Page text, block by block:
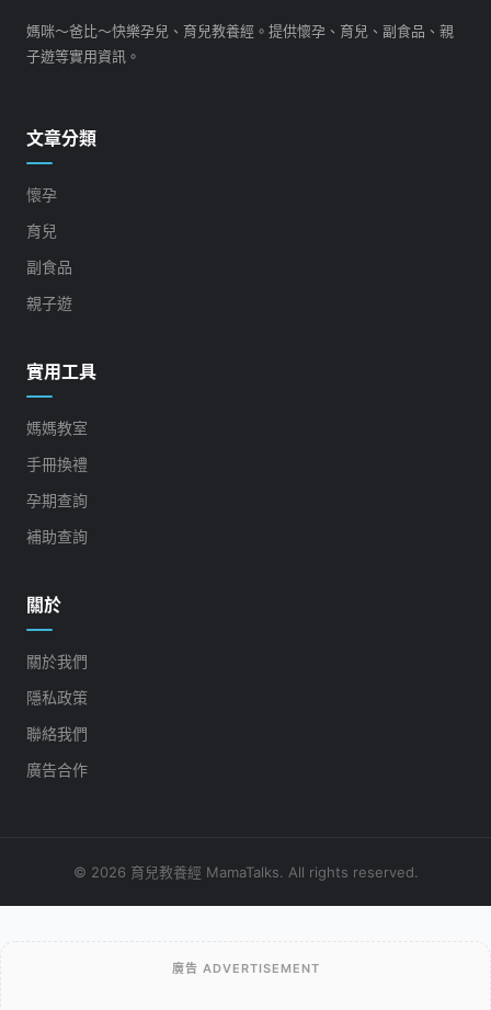
媽咪～爸比～快樂孕兒、育兒教養經。提供懷孕、育兒、副食品、親
子遊等實用資訊。
文章分類
懷孕
育兒
副食品
親子遊
實用工具
媽媽教室
手冊換禮
孕期查詢
補助查詢
關於
關於我們
隱私政策
聯絡我們
廣告合作
© 2026 育兒教養經 MamaTalks. All rights reserved.
廣告 ADVERTISEMENT